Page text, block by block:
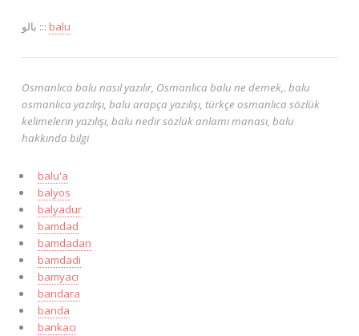
بالو ::: balu
Osmanlıca balu nasıl yazılır, Osmanlıca balu ne demek,. balu
osmanlıca yazılışı, balu arapça yazılışı, türkçe osmanlıca sözlük
kelimelerin yazılışı, balu nedir sözlük anlamı manası, balu
hakkında bilgi
balu'a
balyos
balyadur
bamdad
bamdadan
bamdadi
bamyacı
bandara
banda
bankacı